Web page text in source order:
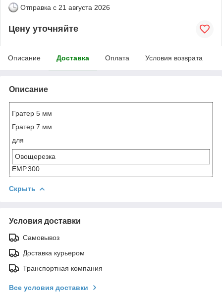
Отправка с 21 августа 2026
Цену уточняйте
Описание Доставка Оплата Условия возврата
Описание
Гратер 5 мм
Гратер 7 мм
для
Овощерезка
EMP.300
Скрыть
Условия доставки
Самовывоз
Доставка курьером
Транспортная компания
Все условия доставки